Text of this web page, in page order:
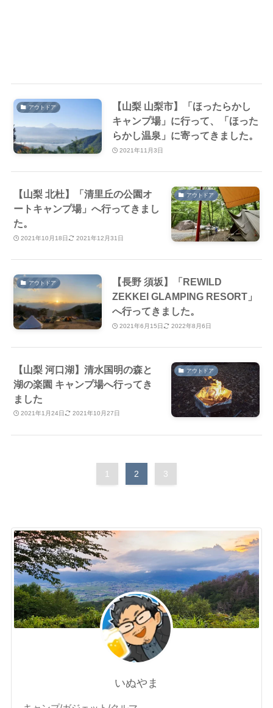
アウトドア
【山梨 山梨市】「ほったらかし
キャンプ場」に行って、「ほった
らかし温泉」に寄ってきました。
2021年11月3日
アウトドア
【山梨 北杜】「清里丘の公園オ
ートキャンプ場」へ行ってきまし
た。
2021年10月18日 2021年12月31日
アウトドア
【長野 須坂】「REWILD
ZEKKEI GLAMPING RESORT」
へ行ってきました。
2021年6月15日 2022年8月6日
アウトドア
【山梨 河口湖】清水国明の森と
湖の楽園 キャンプ場へ行ってき
ました
2021年1月24日 2021年10月27日
1 2 3
いぬやま